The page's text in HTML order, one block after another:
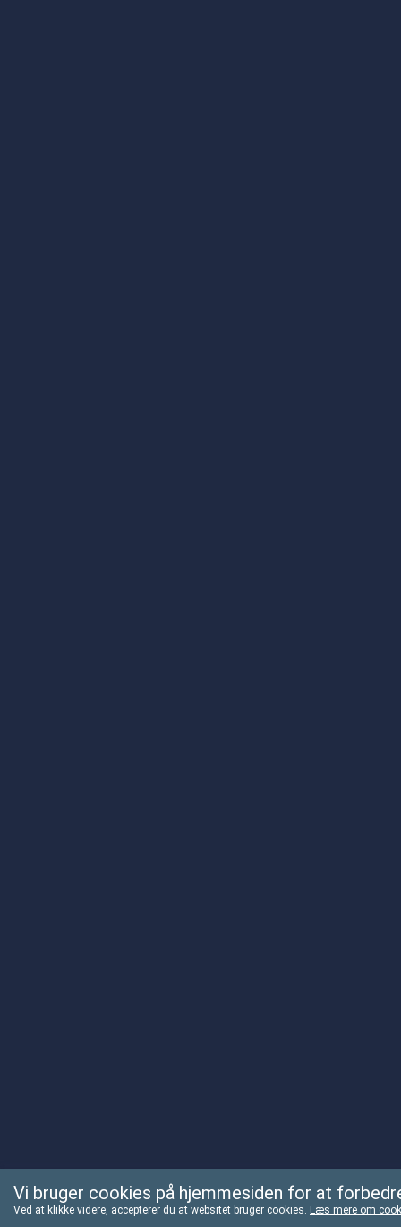
Vi bruger cookies på hjemmesiden for at
Ved at klikke videre, accepterer du at websitet bruger cookies. Læs mere om